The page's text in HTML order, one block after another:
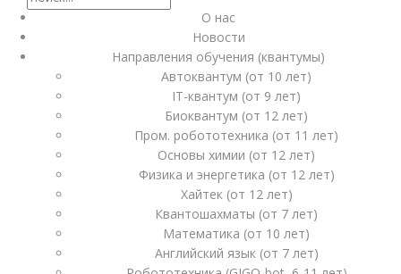
О нас
Новости
Направления обучения (квантумы)
Автоквантум (от 10 лет)
IT-квантум (от 9 лет)
Биоквантум (от 12 лет)
Пром. робототехника (от 11 лет)
Основы химии (от 12 лет)
Физика и энергетика (от 12 лет)
Хайтек (от 12 лет)
Квантошахматы (от 7 лет)
Математика (от 10 лет)
Английский язык (от 7 лет)